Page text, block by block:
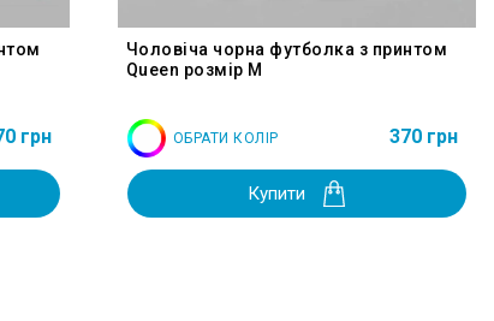
грн
Чоловіча чорна футболка з принтом
Queen розмір M
ОБРАТИ КОЛІР 370 грн
Купити